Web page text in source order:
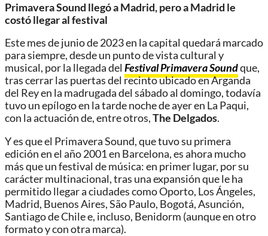
Primavera Sound llegó a Madrid, pero a Madrid le
costó llegar al festival
Este mes de junio de 2023 en la capital quedará marcado
para siempre, desde un punto de vista cultural y
musical, por la llegada del Festival Primavera Soundque,
tras cerrar las puertas del recinto ubicado en Arganda
del Rey en la madrugada del sábado al domingo, todavía
tuvo un epílogo en la tarde noche de ayer en La Paqui,
con la actuación de, entre otros,The Delgados.
Y es que el Primavera Sound, que tuvo su primera
edición en el año 2001 en Barcelona, es ahora mucho
más que un festival de música: en primer lugar, por su
carácter multinacional, tras una expansión que le ha
permitido llegar a ciudades como Oporto, Los Ángeles,
Madrid, Buenos Aires, São Paulo, Bogotá, Asunción,
Santiago de Chile e, incluso, Benidorm (aunque en otro
formato y con otra marca).